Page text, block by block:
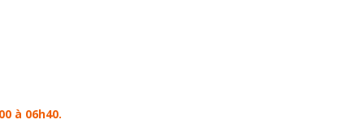
à 06h40.